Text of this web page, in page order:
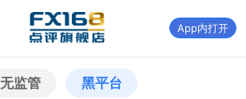
App内打开
无监管 黑平台